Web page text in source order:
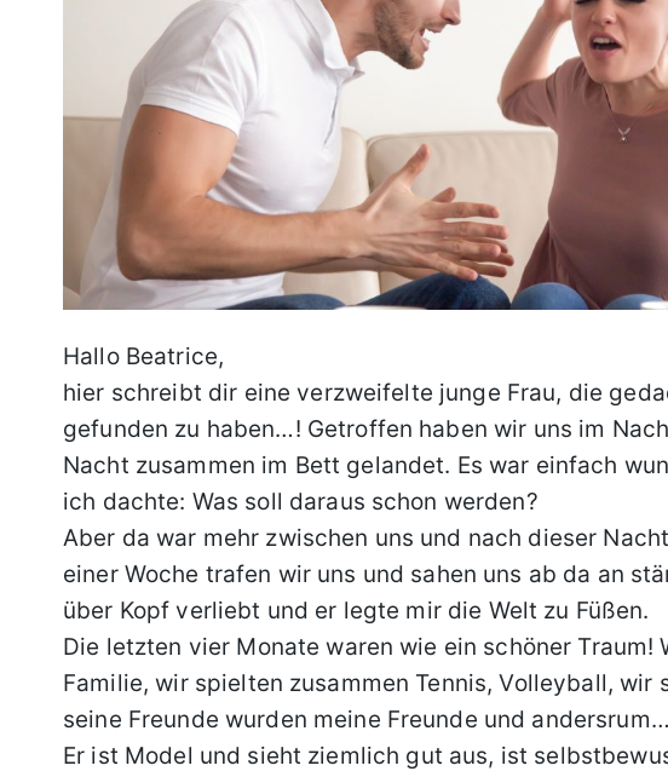
Hallo Beatrice,
hier schreibt dir eine verzweifelte junge Frau, die
gefunden zu haben…! Getroffen haben wir uns im
Nacht zusammen im Bett gelandet. Es war einfach
ich dachte: Was soll daraus schon werden?
Aber da war mehr zwischen uns und nach dieser
einer Woche trafen wir uns und sahen uns ab da an
über Kopf verliebt und er legte mir die Welt zu Füßen.
Die letzten vier Monate waren wie ein schöner Traum!
Familie, wir spielten zusammen Tennis, Volleyball, wir
seine Freunde wurden meine Freunde und andersrum…
Er ist Model und sieht ziemlich gut aus, ist